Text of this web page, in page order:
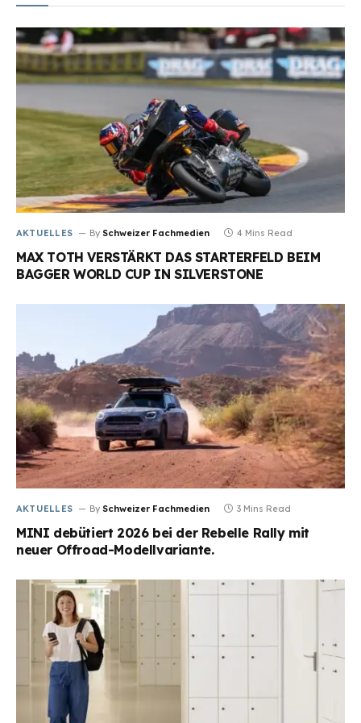
AKTUELLES By Schweizer Fachmedien 4 Mins Read
MAX TOTH VERSTÄRKT DAS STARTERFELD BEIM
BAGGER WORLD CUP IN SILVERSTONE
AKTUELLES By Schweizer Fachmedien 3 Mins Read
MINI debütiert 2026 bei der Rebelle Rally mit
neuer Offroad-Modellvariante.